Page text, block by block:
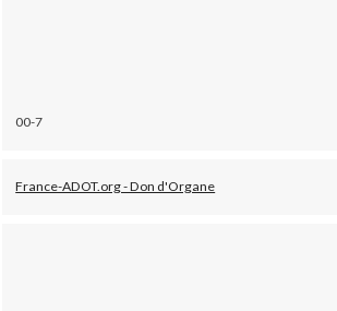
00-7
France-ADOT.org - Don d'Organe